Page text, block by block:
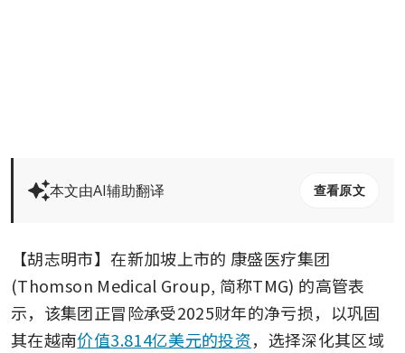
本文由AI辅助翻译 查看原文
【胡志明市】在新加坡上市的 康盛医疗集团
(Thomson Medical Group, 简称TMG) 的高管表
示，该集团正冒险承受2025财年的净亏损，以巩固
其在越南价值3.814亿美元的投资，选择深化其区域